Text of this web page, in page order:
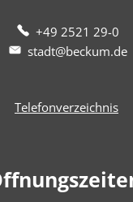
+49 2521 29-0
stadt@beckum.de
Telefonverzeichnis